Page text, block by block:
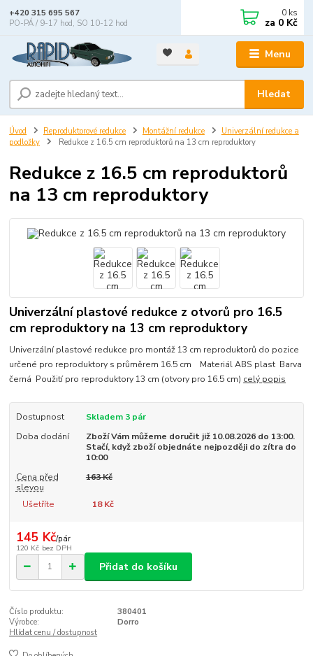
Menu
Hledat
+420 315 695 567
PO-PÁ / 9-17 hod, SO 10-12 hod
0 ks
za 0 Kč
Úvod Reproduktorové redukce Montážní redukce
Univerzální redukce a
podložky
Redukce z 16.5 cm reproduktorů na 13 cm reproduktory
Redukce z 16.5 cm reproduktorů
na 13 cm reproduktory
Univerzální plastové redukce z otvorů pro 16.5
cm reproduktory na 13 cm reproduktory
Univerzální plastové redukce pro montáž 13 cm reproduktorů do pozice
určené pro reproduktory s průměrem 16.5 cm Materiál ABS plast Barva
černá Použití pro reproduktory 13 cm (otvory pro 16.5 cm) celý popis
Dostupnost
Skladem 3 pár
Doba dodání
Zboží Vám můžeme doručit již 10.08.2026 do 13:00.
Stačí, když zboží objednáte nejpozději do zítra do
10:00
Cena před
slevou
163 Kč
Ušetříte 18 Kč
145 Kč/pár
120 Kč bez DPH
Přidat do košíku
Číslo produktu:
380401
Výrobce:
Dorro
Hlídat cenu / dostupnost